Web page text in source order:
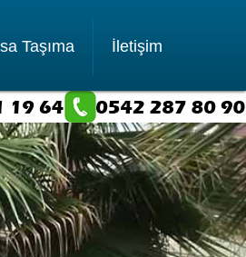
Taşıma İletişim